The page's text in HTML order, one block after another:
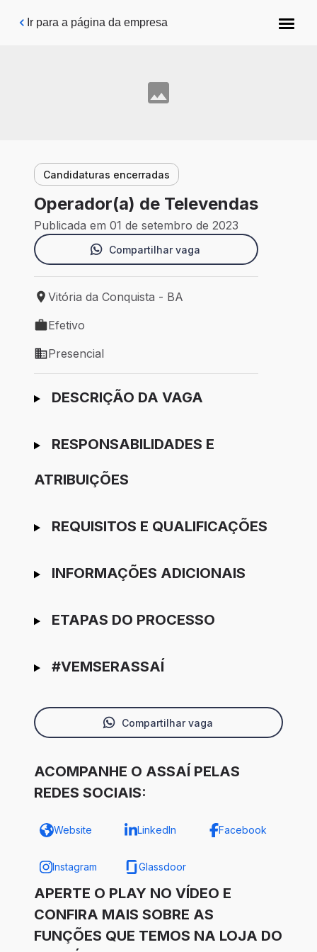
Pular para o conteúdo principal
Ir para a página da empresa
Candidaturas encerradas
Operador(a) de Televendas
Publicada em 01 de setembro de 2023
Compartilhar vaga
Local de trabalho: Vitória da Conquista - BA
Vitória da Conquista - BA
Tipo de vaga: Efetivo
Efetivo
Modelo de trabalho: Presencial
Presencial
Ir para candidatura
DESCRIÇÃO DA VAGA
RESPONSABILIDADES E
ATRIBUIÇÕES
REQUISITOS E QUALIFICAÇÕES
INFORMAÇÕES ADICIONAIS
ETAPAS DO PROCESSO
#VEMSERASSAÍ
Compartilhar vaga
ACOMPANHE O ASSAÍ PELAS
REDES SOCIAIS:
Website LinkedIn Facebook
Instagram Glassdoor
APERTE O PLAY NO VÍDEO E
CONFIRA MAIS SOBRE AS
FUNÇÕES QUE TEMOS NA LOJA DO